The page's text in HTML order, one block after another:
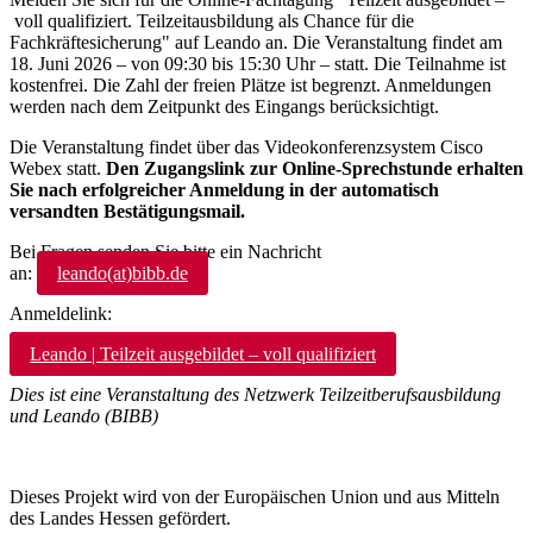
und wirtschaftlich zu betreiben. Einige Cookies sind
technisch notwendig, während andere optional sind und
uns helfen, Ihnen einen besseren Service zu bieten. Mit
einem Klick auf »Akzeptieren und weiter« können Sie in
oder mit »Anpassen« Ihre Präferenzen festlegen. Diese
Einstellungen können Sie jederzeit aufrufen und
nachträglich ändern. Weitere Informationen zu den
verwendeten Verfahren und Begrifflichkeiten finden Sie in
unsererDatenschutzerklärung
voll qualifiziert. Teilzeitausbildung als Chance für die
Fachkräftesicherung" auf Leando an. Die Veranstaltung findet am
18. Juni 2026 – von 09:30 bis 15:30 Uhr – statt. Die Teilnahme ist
kostenfrei. Die Zahl der freien Plätze ist begrenzt. Anmeldungen
werden nach dem Zeitpunkt des Eingangs berücksichtigt.
Die Veranstaltung findet über das Videokonferenzsystem Cisco
Webex statt. Den Zugangslink zur Online-Sprechstunde erhalten
Sie nach erfolgreicher Anmeldung in der automatisch
versandten Bestätigungsmail.
Bei Fragen senden Sie bitte ein Nachricht
an:
leando(at)bibb.de
Anmeldelink:
Leando | Teilzeit ausgebildet – voll qualifiziert
Dies ist eine Veranstaltung des Netzwerk Teilzeitberufsausbildung
und Leando (BIBB)
Dieses Projekt wird von der Europäischen Union und aus Mitteln
des Landes Hessen gefördert.